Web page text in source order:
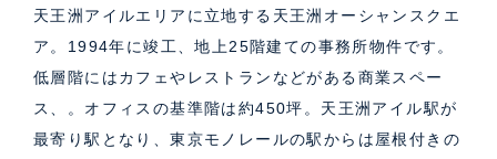
天王洲アイルエリアに立地する天王洲オーシャンスクエ
ア。1994年に竣工、地上25階建ての事務所物件です。
低層階にはカフェやレストランなどがある商業スペー
ス、。オフィスの基準階は約450坪。天王洲アイル駅が
最寄り駅となり、東京モノレールの駅からは屋根付きの